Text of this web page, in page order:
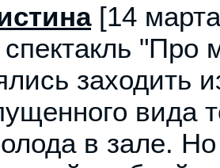
[14
"Про
заходить
вида
в зале.